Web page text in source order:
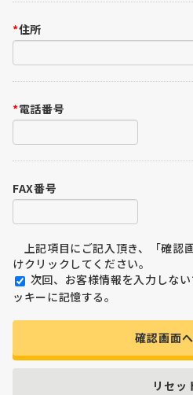
*住所
*電話番号
FAX番号
上記項目にご記入頂き、「確認
けクリックしてください。
ッキーに記憶する。
確認画面
リセッ